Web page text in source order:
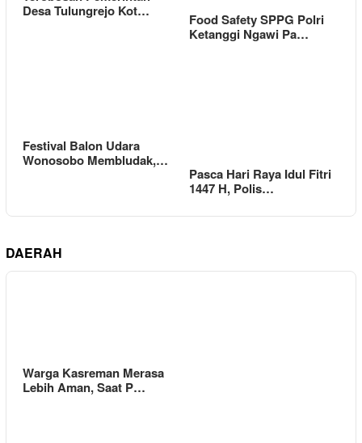
Desa Tulungrejo Kot…
Food Safety SPPG Polri
Ketanggi Ngawi Pa…
Festival Balon Udara
Wonosobo Membludak,…
Pasca Hari Raya Idul Fitri
1447 H, Polis…
DAERAH
Warga Kasreman Merasa
Lebih Aman, Saat P…